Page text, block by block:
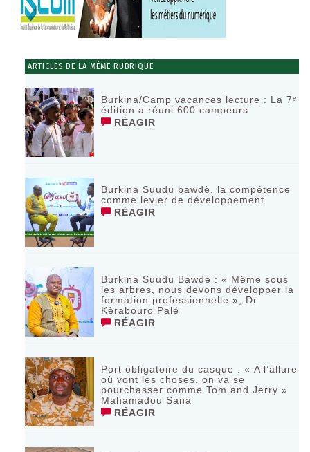
ARTICLES DE LA MÊME RUBRIQUE
Burkina/Camp vacances lecture : La 7ᵉ
édition a réuni 600 campeurs
RÉAGIR
Burkina Suudu bawdè, la compétence
comme levier de développement
RÉAGIR
Burkina Suudu Bawdè : « Même sous
les arbres, nous devons développer la
formation professionnelle », Dr
Kèrabouro Palé
RÉAGIR
Port obligatoire du casque : « A l’allure
où vont les choses, on va se
pourchasser comme Tom and Jerry »
Mahamadou Sana
RÉAGIR